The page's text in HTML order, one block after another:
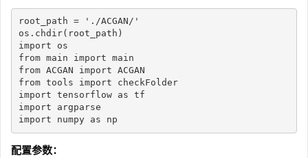
root_path =
'./ACGAN/'
os . chdir( root_path )
import
from main import
from ACGAN import
from tools import
checkFolder
import tensorflow as
import
import numpy as
配置参数：